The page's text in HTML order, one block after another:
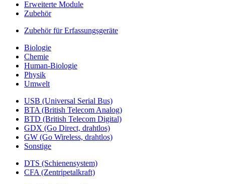
Erweiterte Module
Zubehör
Zubehör für Erfassungsgeräte
Biologie
Chemie
Human-Biologie
Physik
Umwelt
USB (Universal Serial Bus)
BTA (British Telecom Analog)
BTD (British Telecom Digital)
GDX (Go Direct, drahtlos)
GW (Go Wireless, drahtlos)
Sonstige
DTS (Schienensystem)
CFA (Zentripetalkraft)